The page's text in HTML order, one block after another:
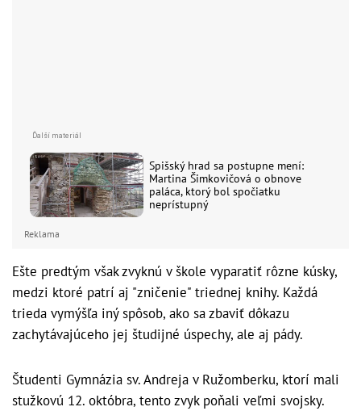
Spišský hrad sa postupne mení:
Martina Šimkovičová o obnove
paláca, ktorý bol spočiatku
neprístupný
Reklama
Ešte predtým však zvyknú v škole vyparatiť rôzne kúsky,
medzi ktoré patrí aj "zničenie" triednej knihy. Každá
trieda vymýšľa iný spôsob, ako sa zbaviť dôkazu
zachytávajúceho jej študijné úspechy, ale aj pády.
Študenti Gymnázia sv. Andreja v Ružomberku, ktorí mali
stužkovú 12. októbra, tento zvyk poňali veľmi svojsky.